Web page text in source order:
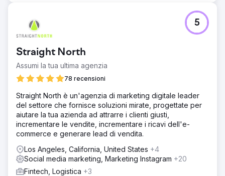
Straight North
Assumi la tua ultima agenzia
78 recensioni
5
Straight North è un'agenzia di marketing digitale leader
del settore che fornisce soluzioni mirate, progettate per
aiutare la tua azienda ad attrarre i clienti giusti,
incrementare le vendite, incrementare i ricavi dell'e-
commerce e generare lead di vendita.
Los Angeles, California, United States +4
Social media marketing, Marketing Instagram +20
Fintech, Logistica +3